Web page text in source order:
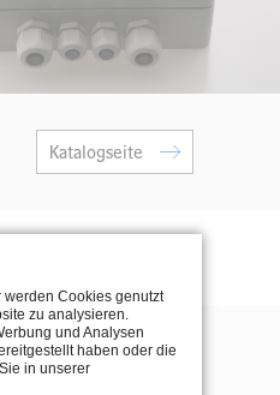
Katalogseite
Cookies genutzt
zu analysieren.
und Analysen
haben oder die
in unserer